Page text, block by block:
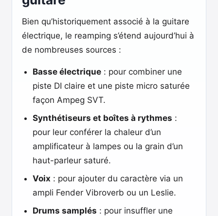
Bien qu’historiquement associé à la guitare
électrique, le reamping s’étend aujourd’hui à
de nombreuses sources :
Basse électrique : pour combiner une
piste DI claire et une piste micro saturée
façon Ampeg SVT.
Synthétiseurs et boîtes à rythmes :
pour leur conférer la chaleur d’un
amplificateur à lampes ou la grain d’un
haut-parleur saturé.
Voix : pour ajouter du caractère via un
ampli Fender Vibroverb ou un Leslie.
Drums samplés : pour insuffler une